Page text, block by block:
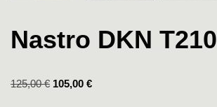
Nastro DKN T210
125,00€ 105,00 €